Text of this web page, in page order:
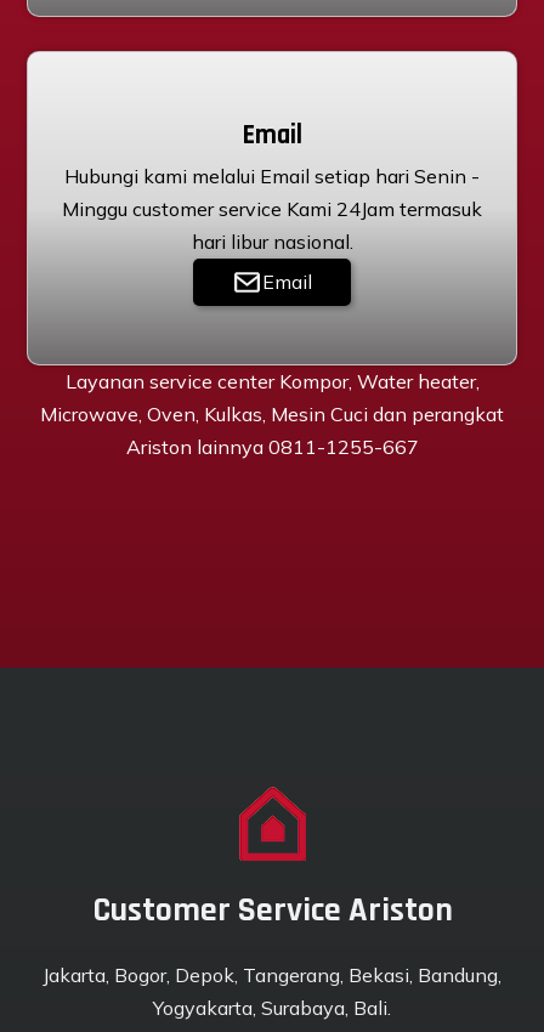
Email
Hubungi kami melalui Email setiap hari Senin -
Minggu customer service Kami 24Jam termasuk
hari libur nasional.
Email
Layanan service center Kompor, Water heater,
Microwave, Oven, Kulkas, Mesin Cuci dan perangkat
Ariston lainnya 0811-1255-667
Customer Service Ariston
Jakarta, Bogor, Depok, Tangerang, Bekasi, Bandung,
Yogyakarta, Surabaya, Bali.